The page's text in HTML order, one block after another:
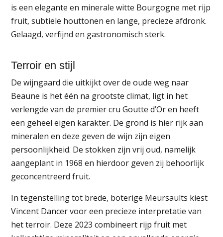
is een elegante en minerale witte Bourgogne met rijp
fruit, subtiele houttonen en lange, precieze afdronk.
Gelaagd, verfijnd en gastronomisch sterk.
Terroir en stijl
De wijngaard die uitkijkt over de oude weg naar
Beaune is het één na grootste climat, ligt in het
verlengde van de premier cru Goutte d’Or en heeft
een geheel eigen karakter. De grond is hier rijk aan
mineralen en deze geven de wijn zijn eigen
persoonlijkheid. De stokken zijn vrij oud, namelijk
aangeplant in 1968 en hierdoor geven zij behoorlijk
geconcentreerd fruit.
In tegenstelling tot brede, boterige Meursaults kiest
Vincent Dancer voor een precieze interpretatie van
het terroir. Deze 2023 combineert rijp fruit met